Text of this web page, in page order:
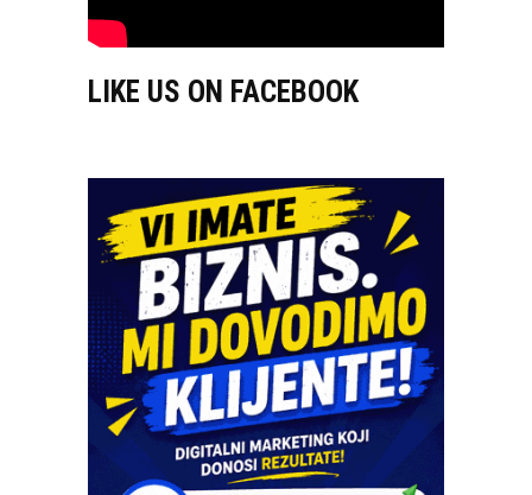
LIKE US ON FACEBOOK